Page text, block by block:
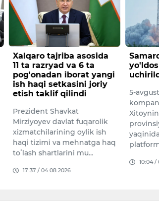
Xalqaro tajriba asosida
11 ta razryad va 6 ta
pog'onadan iborat yangi
ish haqi setkasini joriy
etish taklif qilindi
Prezident Shavkat
Mirziyoyev davlat fuqarolik
xizmatchilarining oylik ish
haqi tizimi va mehnatga haq
toʻlash shartlarini mu…
17:37 / 04.08.2026
5-
10:04 /